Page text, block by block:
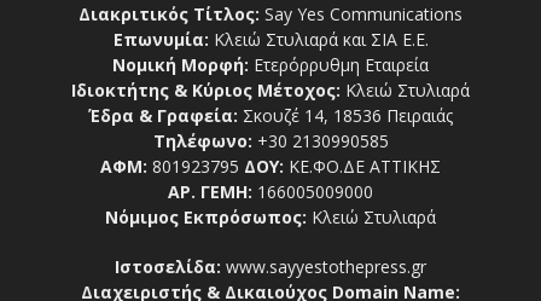
Διακριτικός Τίτλος: Say Yes Communications
Επωνυμία: Κλειώ Στυλιαρά και ΣΙΑ Ε.Ε.
Νομική Μορφή: Ετερόρρυθμη Εταιρεία
Ιδιοκτήτης & Κύριος Μέτοχος: Κλειώ Στυλιαρά
Έδρα & Γραφεία: Σκουζέ 14, 18536 Πειραιάς
Τηλέφωνο: +30 2130990585
ΑΦΜ: 801923795 ΔΟΥ: ΚΕ.ΦΟ.ΔΕ ΑΤΤΙΚΗΣ
ΑΡ. ΓΕΜΗ: 166005009000
Νόμιμος Εκπρόσωπος: Κλειώ Στυλιαρά
Ιστοσελίδα: www.sayyestothepress.gr
Διαχειριστής & Δικαιούχος Domain Name: